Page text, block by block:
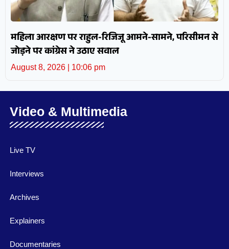
महिला आरक्षण पर राहुल-रिजिजू आमने-सामने, परिसीमन से
जोड़ने पर कांग्रेस ने उठाए सवाल
August 8, 2026 10:06 pm
Video & Multimedia
Live TV
Interviews
Archives
Explainers
Documentaries